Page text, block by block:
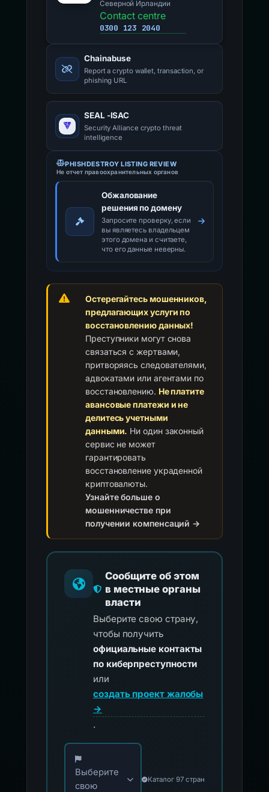
Северной Ирландии
Contact centre
0300 123 2040
Chainabuse
Report a crypto wallet, transaction, or
phishing URL
SEAL -ISAC
Security Alliance crypto threat
intelligence
PHISHDESTROY LISTING REVIEW
Не отчет правоохранительных органов
Обжалование
решения по домену
Запросите проверку, если
вы являетесь владельцем
этого домена и считаете,
что его данные неверны.
Остерегайтесь мошенников,
предлагающих услуги по
восстановлению данных!
Преступники могут снова
связаться с жертвами,
притворяясь следователями,
адвокатами или агентами по
восстановлению. Не платите
авансовые платежи и не
делитесь учетными
данными. Ни один законный
сервис не может
гарантировать
восстановление украденной
криптовалюты.
Узнайте больше о
мошенничестве при
получении компенсаций →
Сообщите об этом
в местные органы
власти
Выберите свою страну,
чтобы получить
официальные контакты
по киберпреступности
или
создать проект жалобы
→
.
Выберите свою страну для официальных
Выберите
свою
Каталог 97 стран